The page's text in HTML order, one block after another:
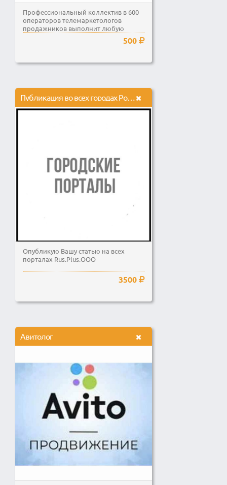
Профессиональный коллектив в 600
операторов телемаркетологов
продажников выполнит любую
задачу, связанную с исходящими...
500
Публикация во всех городах России
Опубликую Вашу статью на всех
порталах Rus.Plus.OOO
3500
Авитолог